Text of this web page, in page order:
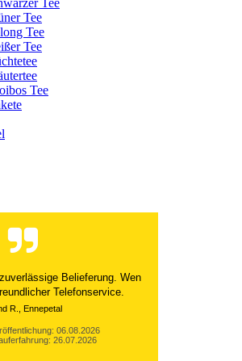
Tee
Tee
Tee
Tee
Tee
Belieferung. Wen
Telefonservice.
R., Ennepetal
06.08.2026
26.07.2026